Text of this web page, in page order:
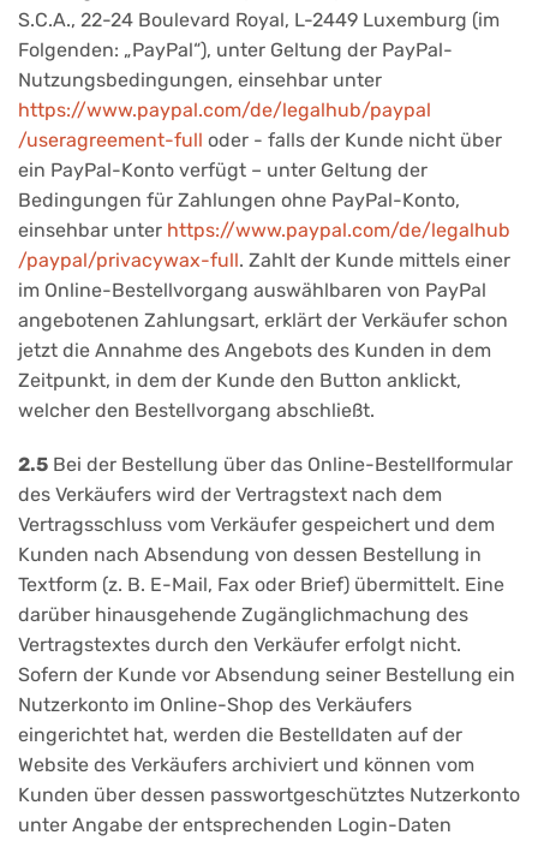
S.C.A., 22-24 Boulevard Royal, L-2449 Luxemburg (im
Folgenden: „PayPal“), unter Geltung der PayPal-
Nutzungsbedingungen, einsehbar unter
https://www.paypal.com/de/legalhub/paypal
/useragreement-full oder - falls der Kunde nicht über
ein PayPal-Konto verfügt – unter Geltung der
Bedingungen für Zahlungen ohne PayPal-Konto,
einsehbar unter https://www.paypal.com/de/legalhub
/paypal/privacywax-full. Zahlt der Kunde mittels einer
im Online-Bestellvorgang auswählbaren von PayPal
angebotenen Zahlungsart, erklärt der Verkäufer schon
jetzt die Annahme des Angebots des Kunden in dem
Zeitpunkt, in dem der Kunde den Button anklickt,
welcher den Bestellvorgang abschließt.
2.5 Bei der Bestellung über das Online-Bestellformular
des Verkäufers wird der Vertragstext nach dem
Vertragsschluss vom Verkäufer gespeichert und dem
Kunden nach Absendung von dessen Bestellung in
Textform (z. B. E-Mail, Fax oder Brief) übermittelt. Eine
darüber hinausgehende Zugänglichmachung des
Vertragstextes durch den Verkäufer erfolgt nicht.
Sofern der Kunde vor Absendung seiner Bestellung ein
Nutzerkonto im Online-Shop des Verkäufers
eingerichtet hat, werden die Bestelldaten auf der
Website des Verkäufers archiviert und können vom
Kunden über dessen passwortgeschütztes Nutzerkonto
unter Angabe der entsprechenden Login-Daten